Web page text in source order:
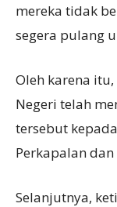
mereka tidak
segera pulang
Oleh karena
Negeri telah
tersebut
Perkapalan
Selanjutnya,